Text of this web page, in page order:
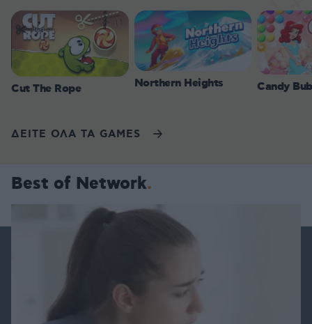
Cut The Rope Northern Heights Candy
ΔΕΙΤΕ ΟΛΑ ΤΑ GAMES
Best of Network